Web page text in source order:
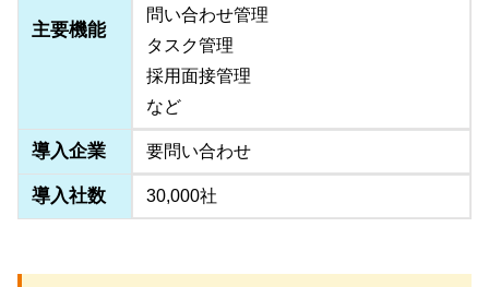
主要機能
問い合わせ管理
タスク管理
採用面接管理
など
導入企業 要問い合わせ
導入社数 30,000社